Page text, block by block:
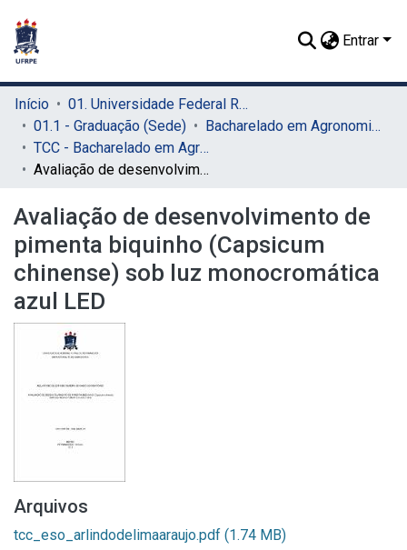
Entrar
Início
01. Universidade Federal Rural de Pernambuco - UFRPE (Sede)
01.1 - Graduação (Sede)
Bacharelado em Agronomia (Sede)
TCC - Bacharelado em Agronomia (Sede)
Avaliação de desenvolvimento de pimenta biquinho (Capsicum chinense) sob luz monocromática azul LED
Avaliação de desenvolvimento de
pimenta biquinho (Capsicum
chinense) sob luz monocromática
azul LED
Arquivos
tcc_eso_arlindodelimaaraujo.pdf (1.74 MB)